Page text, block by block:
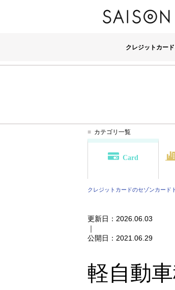
クレジットカー
カテゴリ一覧
Card
クレジットカードのセゾンカード
更新日： 2026.06.03
｜
公開日： 2021.06.29
軽自動